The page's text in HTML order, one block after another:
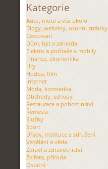
Kategorie
Auto, moto a vše okolo
Blogy, webziny, osobní stránky
Cestovaní
Dům, byt a zahrada
Elektro a počítače a mobily
Finance, ekonomika
Hry
Hudba, film
Internet
Móda, kosmetika
Obchody, eshopy
Restaurace a pohostinství
Řemesla
Služby
Sport
Úřady, instituce a sdružení
Vzdělání a věda
Zdraví a zdravotnictví
Zvířata, příroda
Ostatní